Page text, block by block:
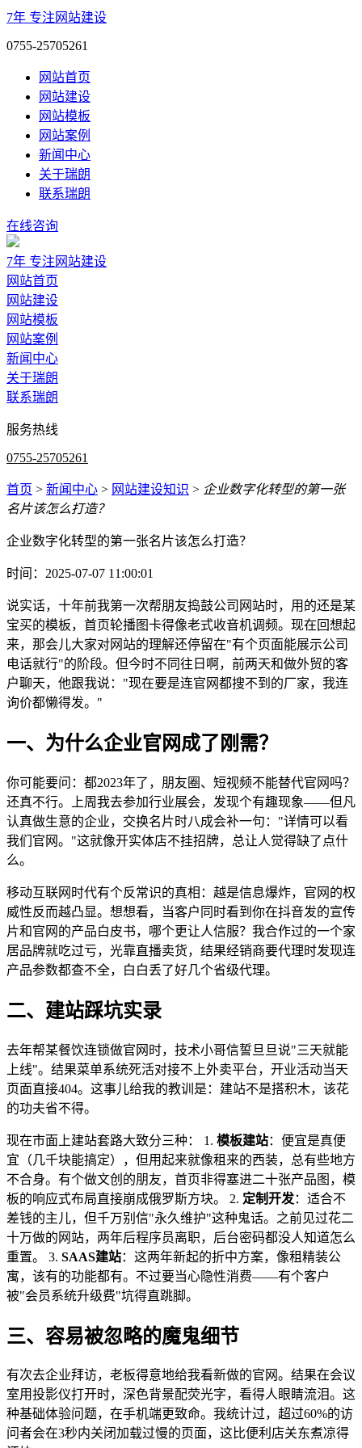
7年 专注网站建设
0755-25705261
网站首页
网站建设
网站模板
网站案例
新闻中心
关于瑞朗
联系瑞朗
在线咨询
7年 专注网站建设
网站首页
网站建设
网站模板
网站案例
新闻中心
关于瑞朗
联系瑞朗
服务热线
0755-25705261
首页 > 新闻中心 > 网站建设知识 > 企业数字化转型的第一张
名片该怎么打造？
企业数字化转型的第一张名片该怎么打造？
时间：2025-07-07 11:00:01
说实话，十年前我第一次帮朋友捣鼓公司网站时，用的还是某
宝买的模板，首页轮播图卡得像老式收音机调频。现在回想起
来，那会儿大家对网站的理解还停留在"有个页面能展示公司
电话就行"的阶段。但今时不同往日啊，前两天和做外贸的客
户聊天，他跟我说："现在要是连官网都搜不到的厂家，我连
询价都懒得发。"
一、为什么企业官网成了刚需？
你可能要问：都2023年了，朋友圈、短视频不能替代官网吗？
还真不行。上周我去参加行业展会，发现个有趣现象——但凡
认真做生意的企业，交换名片时八成会补一句："详情可以看
我们官网。"这就像开实体店不挂招牌，总让人觉得缺了点什
么。
移动互联网时代有个反常识的真相：越是信息爆炸，官网的权
威性反而越凸显。想想看，当客户同时看到你在抖音发的宣传
片和官网的产品白皮书，哪个更让人信服？我合作过的一个家
居品牌就吃过亏，光靠直播卖货，结果经销商要代理时发现连
产品参数都查不全，白白丢了好几个省级代理。
二、建站踩坑实录
去年帮某餐饮连锁做官网时，技术小哥信誓旦旦说"三天就能
上线"。结果菜单系统死活对接不上外卖平台，开业活动当天
页面直接404。这事儿给我的教训是：建站不是搭积木，该花
的功夫省不得。
现在市面上建站套路大致分三种： 1. 模板建站：便宜是真便
宜（几千块能搞定），但用起来就像租来的西装，总有些地方
不合身。有个做文创的朋友，首页非得塞进二十张产品图，模
板的响应式布局直接崩成俄罗斯方块。 2. 定制开发：适合不
差钱的主儿，但千万别信"永久维护"这种鬼话。之前见过花二
十万做的网站，两年后程序员离职，后台密码都没人知道怎么
重置。 3. SAAS建站：这两年新起的折中方案，像租精装公
寓，该有的功能都有。不过要当心隐性消费——有个客户
被"会员系统升级费"坑得直跳脚。
三、容易被忽略的魔鬼细节
有次去企业拜访，老板得意地给我看新做的官网。结果在会议
室用投影仪打开时，深色背景配荧光字，看得人眼睛流泪。这
种基础体验问题，在手机端更致命。我统计过，超过60%的访
问者会在3秒内关闭加载过慢的页面，这比便利店关东煮凉得